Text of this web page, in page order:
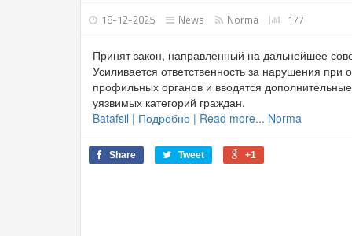
18-12-2025 News Norma 177
Принят закон, направленный на дальнейшее
Усиливается ответственность за нарушения
профильных органов и вводятся
уязвимых категорий граждан.
Batafsil | Подробно | Read more... Norma
Share Tweet +1